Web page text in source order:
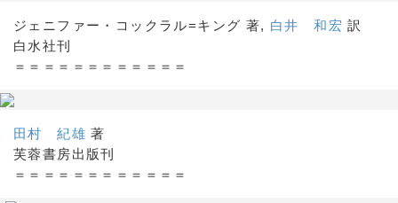
ジェニファー・コックラル=キング 著, 白井 和宏 訳
白水社刊
＝＝＝＝＝＝＝＝＝＝＝＝
田村 紀雄 著
芙蓉書房出版刊
＝＝＝＝＝＝＝＝＝＝＝＝